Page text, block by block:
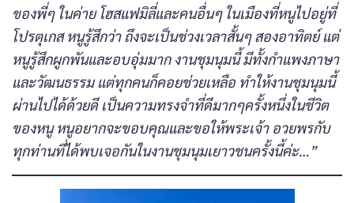
ของพี่ๆ ในค่าย โฮสแฟมิลี่และคนอื่นๆ ในเมืองที่หนูไปอยู่ที่
โปรตุเกส หนูรู้สึกว่า ถึงจะเป็นช่วงเวลาสั้นๆ สองอาทิตย์ แต่
หนูรู้สึกผูกพันและอบอุ่มมาก งานชุมนุมนี้ มีทั้งกำแพงภาษา
และวัฒนธรรม แต่ทุกคนก็คอยช่วยเหลือ ทำให้งานชุมนุมนี้
ผ่านไปได้ด้วยดี เป็นความทรงจำที่ดีมากๆครั้งหนึ่งในชีวิต
ของหนู หนูอยากจะขอบคุณและขอให้พระเจ้า อวยพรกับ
ทุกท่านที่ได้พบเจอกันในงานชุมนุมเยาวชนครั้งนี้ค่ะ…”